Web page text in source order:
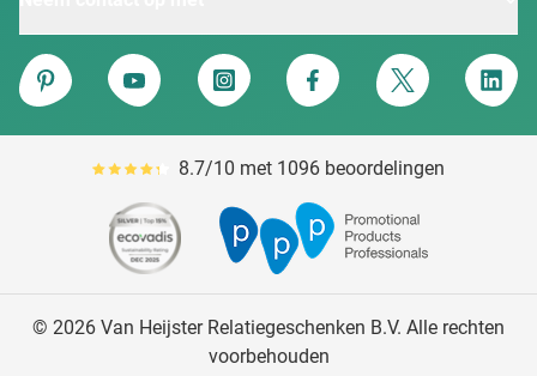
Van Heijster
Pinterest
YouTube Instagram Facebook Twitter
Gemiddeld reviewpercentage is 87
8.7/10 met 1096 beoordelingen
© 2026 Van Heijster Relatiegeschenken B.V. Alle rechten
voorbehouden